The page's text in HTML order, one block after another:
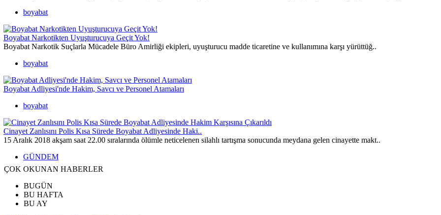
boyabat
Boyabat Narkotikten Uyuşturucuya Geçit Yok!
Boyabat Narkotik Suçlarla Mücadele Büro Amirliği ekipleri, uyuşturucu madde ticaretine ve kullanımına karşı yürüttüğ..
boyabat
Boyabat Adliyesi'nde Hakim, Savcı ve Personel Atamaları
boyabat
Cinayet Zanlısını Polis Kısa Sürede Boyabat Adliyesinde Haki..
15 Aralık 2018 akşam saat 22.00 sıralarında ölümle neticelenen silahlı tartışma sonucunda meydana gelen cinayette makt..
GÜNDEM
ÇOK OKUNAN HABERLER
BUGÜN
BU HAFTA
BU AY